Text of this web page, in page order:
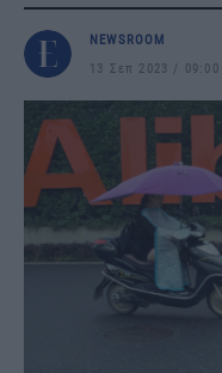
NEWSROOM
13 Σεπ 2023
09:00